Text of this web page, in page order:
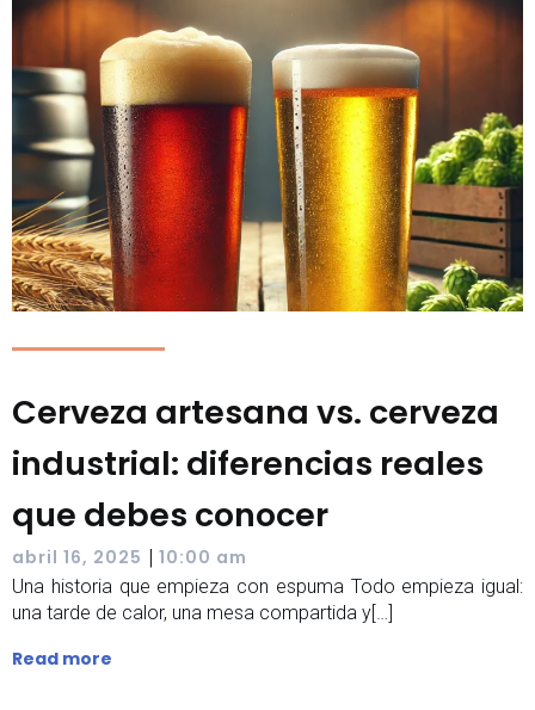
Cerveza artesana vs. cerveza
industrial: diferencias reales
que debes conocer
abril 16, 2025 | 10:00 am
Una historia que empieza con espuma Todo empieza igual:
una tarde de calor, una mesa compartida y[…]
Read more